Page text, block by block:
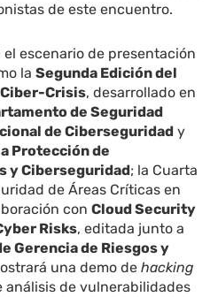
de este encuentro.
escenario de presentación
laSegunda Edición del
Crisis, desarrollado en
de Seguridad
de Ciberseguridad y
Protección de
y Ciberseguridad; la Cuarta
de Áreas Críticas en
conCloud Security
Risks, editada junto a
Gerencia de Riesgos y
una demo dehacking
análisis de vulnerabilidades